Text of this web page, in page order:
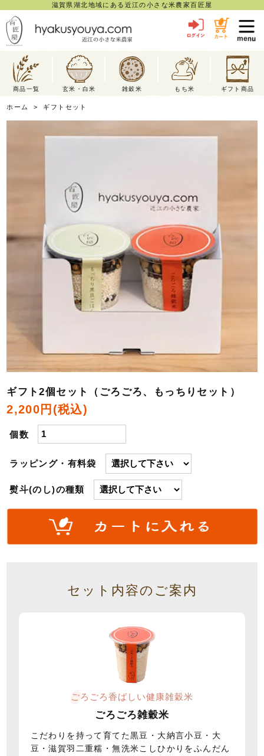
滋賀県湖北地域にある近江の小さな米農家百匠屋
商品一覧 玄米・白米 雑穀米 もち米 ギフト商品
ホーム > ギフトセット
ギフト2個セット（ごろごろ、もっちりセット）
2,200円(税込)
個数
ラッピング・有料袋
熨斗(のし)の種類
セット内容のご案内
ごろごろ香ばしい健康雑穀米
ごろごろ雑穀米
こだわりを持って育てた黒豆・大納言小豆・大
豆・滋賀羽二重糯・無洗米こしひかりをふんだん